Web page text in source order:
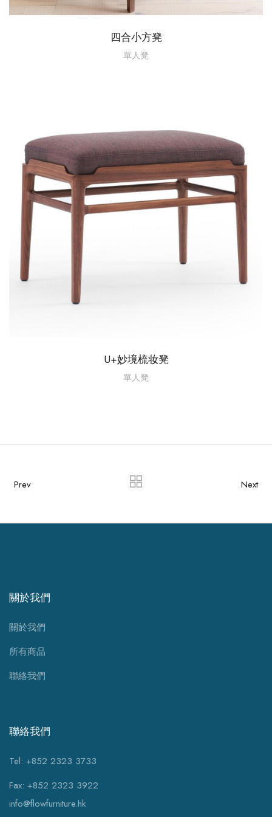
四合小方凳
單人凳
U+妙境梳妆凳
單人凳
Prev Next
關於我們
關於我們
所有商品
聯絡我們
聯絡我們
Tel: +852 2323 3733
Fax: +852 2323 3922
info@flowfurniture.hk